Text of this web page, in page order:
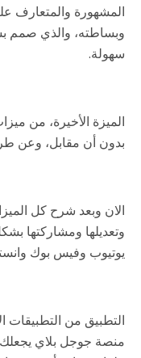
المشهورة والمتعارف
وبساطته، والذي صمم
سهولة.
الميزة الأخيرة، من
بدون أن مقابل، وعن
الان وبعد شرح كل
وتعديلها ومشاركتها
يوتيوب وفيس بوك
التطبيق من التطبيقات
منصة جوجل بلاي يجعلك